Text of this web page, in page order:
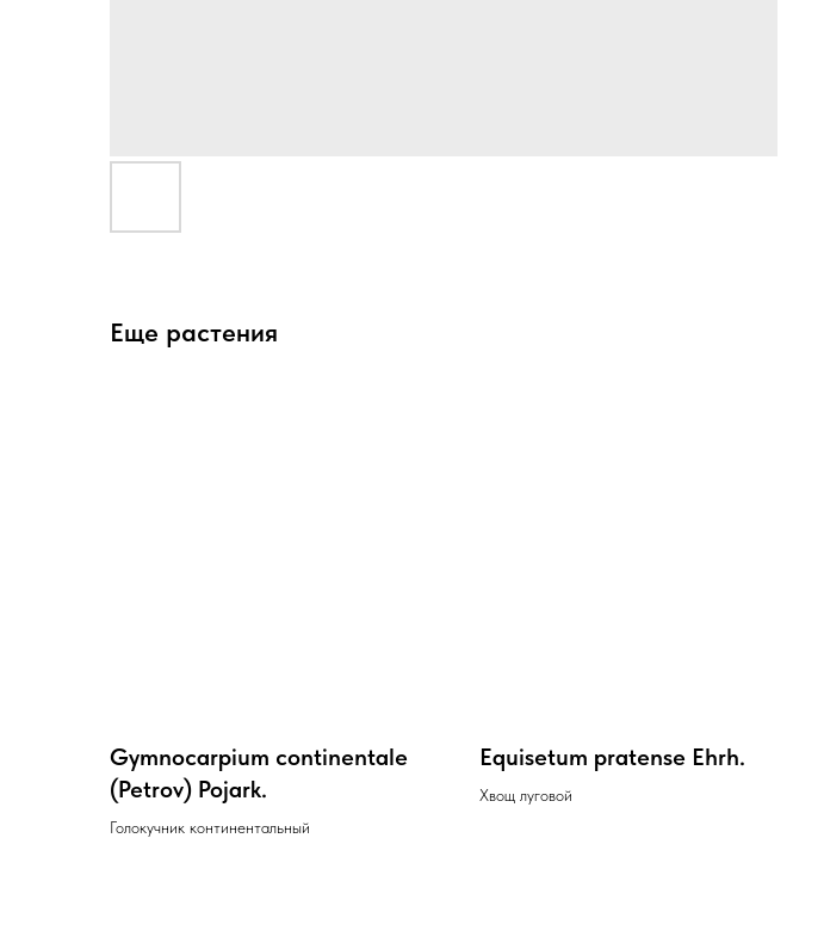
Еще растения
Gymnocarpium continentale
(Petrov) Pojark.
Голокучник континентальный
Equisetum pratense Ehrh.
Хвощ луговой